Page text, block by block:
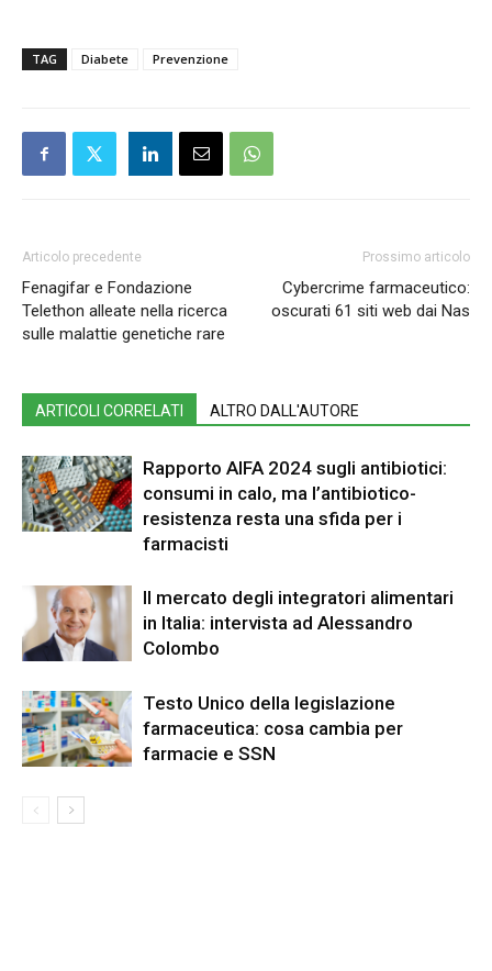
TAG Diabete Prevenzione
Articolo precedente
Fenagifar e Fondazione
Telethon alleate nella ricerca
sulle malattie genetiche rare
Prossimo articolo
Cybercrime farmaceutico:
oscurati 61 siti web dai Nas
ARTICOLI CORRELATI ALTRO DALL'AUTORE
Rapporto AIFA 2024 sugli antibiotici:
consumi in calo, ma l’antibiotico-
resistenza resta una sfida per i
farmacisti
Il mercato degli integratori alimentari
in Italia: intervista ad Alessandro
Colombo
Testo Unico della legislazione
farmaceutica: cosa cambia per
farmacie e SSN